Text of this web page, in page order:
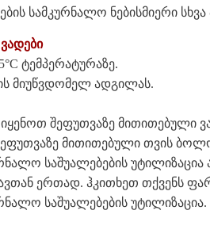
სამკურნალო ნებისმიერი
ტემპერატურაზე.
მიუწვდომელ ადგილას.
შეფუთვაზე მითითებული
მითითებული თვის
საშუალებების
ერთად. ჰკითხეთ თქვენს
საშუალებების